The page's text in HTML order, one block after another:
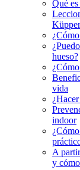
Qué
hueso?
vida
indoor
A
y